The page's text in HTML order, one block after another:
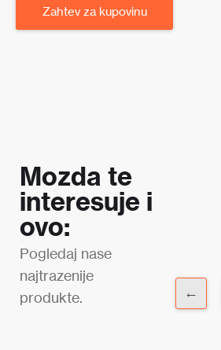
Zahtev za kupovinu
Mozda te
interesuje i
ovo:
Pogledaj nase
najtrazenije
produkte.
←